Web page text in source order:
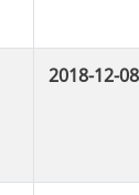
2018-12-08